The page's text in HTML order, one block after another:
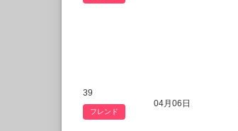
39
フレンド
04月06日